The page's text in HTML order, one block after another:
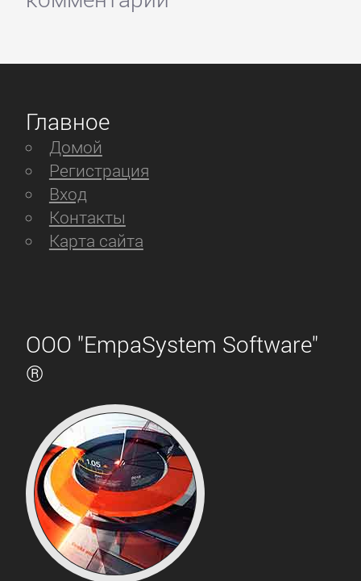
Главное
Домой
Регистрация
Вход
Контакты
Карта сайта
ООО "EmpaSystem Software"
®